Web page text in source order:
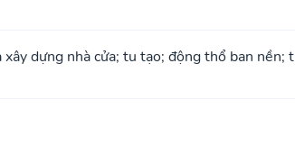
dựng nhà cửa; tu tạo; động thổ ban nền;